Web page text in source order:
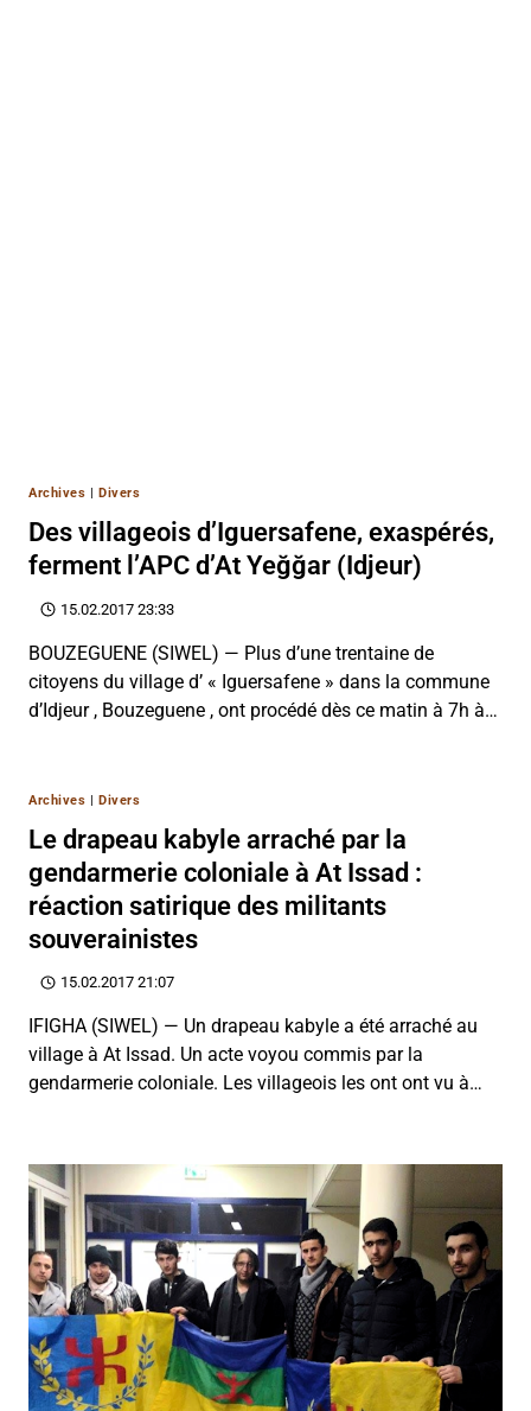
Archives |Divers
Des villageois d’Iguersafene, exaspérés,
ferment l’APC d’At Yeğğar (Idjeur)
15.02.2017 23:33
BOUZEGUENE (SIWEL) — Plus d’une trentaine de
citoyens du village d’ « Iguersafene » dans la commune
d’Idjeur , Bouzeguene , ont procédé dès ce matin à 7h à…
Archives |Divers
Le drapeau kabyle arraché par la
gendarmerie coloniale à At Issad :
réaction satirique des militants
souverainistes
15.02.2017 21:07
IFIGHA (SIWEL) — Un drapeau kabyle a été arraché au
village à At Issad. Un acte voyou commis par la
gendarmerie coloniale. Les villageois les ont ont vu à…